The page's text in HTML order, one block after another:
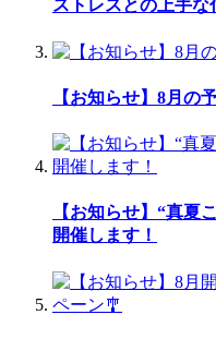
ストレスとの上手な
【お知らせ】8月の
【お知らせ】“真夏
開催します！